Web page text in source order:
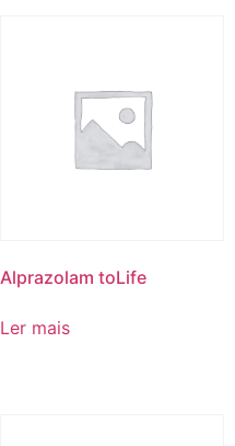
Alprazolam toLife
Ler mais